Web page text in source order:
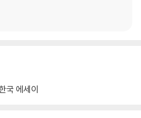
지만 크고, 말랑하지만 단단하고,
스로를 정의하고 있다. 자신에 대
국 에세이